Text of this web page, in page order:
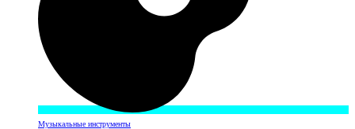
Музыкальные инструменты